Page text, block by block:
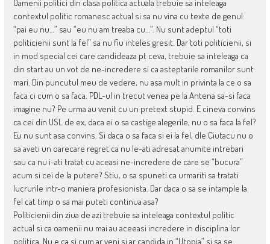
Oamenii politici din clasa politica actuala trebuie sa inteleaga
contextul politic romanesc actual si sa nu vina cu texte de genul:
“pai eu nu…” sau “eu nu am treaba cu…”. Nu sunt adeptul “toti
politicienii sunt la fel” sa nu fiu inteles gresit. Dar toti politicienii, si
in mod special cei care candideaza pt ceva, trebuie sa inteleaga ca
din start au un vot de ne-incredere si ca asteptarile romanilor sunt
mari. Din puncutul meu de vedere, nu asa mult in privinta la ce o sa
faca ci cum o sa faca. PDL-ul in trecut venea pe la Antena sa-si faca
imagine nu? Pe urma au venit cu un pretext stupid. E cineva convins
ca cei din USL de ex, daca ei o sa castige alegerile, nu o sa faca la fel?
Eu nu sunt asa convins. Si daca o sa faca si ei la fel, dle Ciutacu nu o
sa aveti un oarecare regret ca nu le-ati adresat anumite intrebari
sau ca nu i-ati tratat cu aceasi ne-incredere de care se “bucura”
acum si cei de la putere? Stiu, o sa spuneti ca urmariti sa tratati
lucrurile intr-o maniera profesionista. Dar daca o sa se intample la
fel cat timp o sa mai puteti continua asa?
Politicienii din ziua de azi trebuie sa inteleaga contextul politic
actual si ca oamenii nu mai au aceeasi incredere in disciplina lor
politica. Nu e ca si cum ar veni si ar candida in “Utopia” si sa se